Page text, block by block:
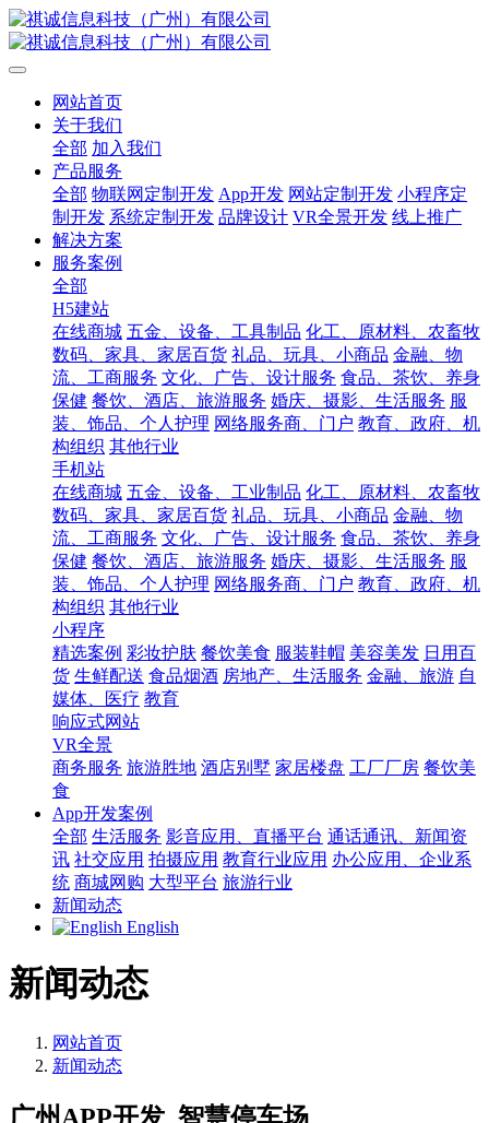
网站首页
关于我们
全部 加入我们
产品服务
全部 物联网定制开发 App开发 网站定制开发 小程序定
制开发 系统定制开发 品牌设计 VR全景开发 线上推广
解决方案
服务案例
全部
H5建站
在线商城 五金、设备、工具制品 化工、原材料、农畜牧
数码、家具、家居百货 礼品、玩具、小商品 金融、物
流、工商服务 文化、广告、设计服务 食品、茶饮、养身
保健 餐饮、酒店、旅游服务 婚庆、摄影、生活服务 服
装、饰品、个人护理 网络服务商、门户 教育、政府、机
构组织 其他行业
手机站
在线商城 五金、设备、工业制品 化工、原材料、农畜牧
数码、家具、家居百货 礼品、玩具、小商品 金融、物
流、工商服务 文化、广告、设计服务 食品、茶饮、养身
保健 餐饮、酒店、旅游服务 婚庆、摄影、生活服务 服
装、饰品、个人护理 网络服务商、门户 教育、政府、机
构组织 其他行业
小程序
精选案例 彩妆护肤 餐饮美食 服装鞋帽 美容美发 日用百
货 生鲜配送 食品烟酒 房地产、生活服务 金融、旅游 自
媒体、医疗 教育
响应式网站
VR全景
商务服务 旅游胜地 酒店别墅 家居楼盘 工厂厂房 餐饮美
食
App开发案例
全部 生活服务 影音应用、直播平台 通话通讯、新闻资
讯 社交应用 拍摄应用 教育行业应用 办公应用、企业系
统 商城网购 大型平台 旅游行业
新闻动态
English
新闻动态
网站首页
新闻动态
广州APP开发_智慧停车场